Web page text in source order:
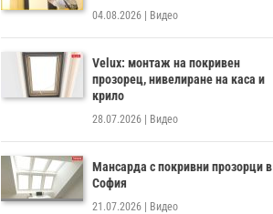
04.08.2026 Видео
Velux: монтаж на покривен
прозорец, нивелиране на каса и
крило
28.07.2026 Видео
Мансарда с покривни прозорци в
София
21.07.2026 Видео